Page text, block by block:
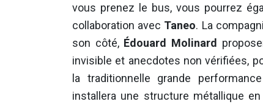
vous prenez le bus, vous pourrez
collaboration avec Taneo. La
son côté, Édouard Molinard
invisible et anecdotes non vérifiées,
la traditionnelle grande
installera une structure métallique